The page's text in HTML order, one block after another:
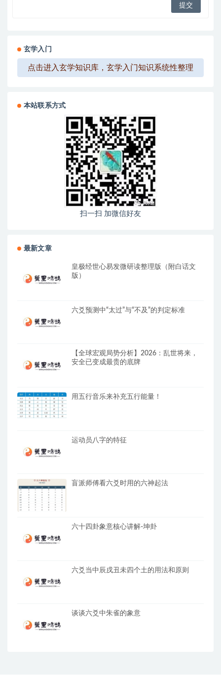
玄学入门
点击进入玄学知识库，玄学入门知识系统性整理
本站联系方式
扫一扫 加微信好友
最新文章
皇极经世心易发微研读整理版（附白话文
版）
六爻预测中“太过”与“不及”的判定标准
【全球宏观局势分析】2026：乱世将来，
安全已变成最贵的底牌
用五行音乐来补充五行能量！
运动员八字的特征
盲派师傅看六爻时用的六神起法
六十四卦象意核心讲解-坤卦
六爻当中辰戌丑未四个土的用法和原则
谈谈六爻中朱雀的象意